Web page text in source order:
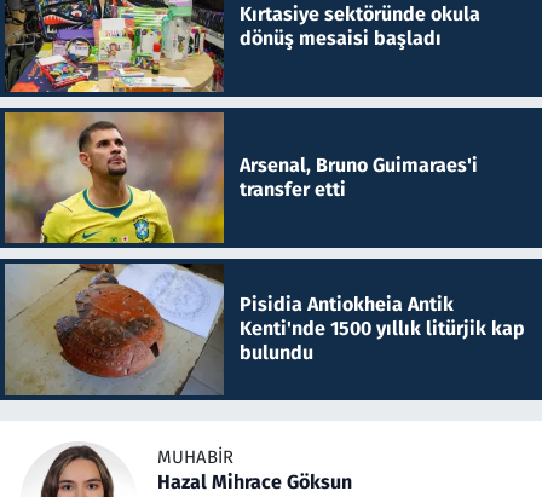
Kırtasiye sektöründe okula
dönüş mesaisi başladı
Arsenal, Bruno Guimaraes'i
transfer etti
Pisidia Antiokheia Antik
Kenti'nde 1500 yıllık litürjik kap
bulundu
MUHABIR
Hazal Mihrace Göksun